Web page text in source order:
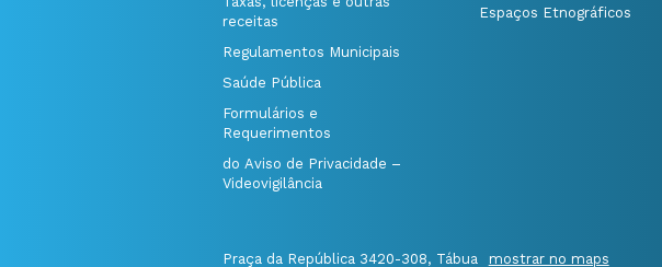
receitas
Regulamentos Municipais
Saúde Pública
Formulários e
Requerimentos
do Aviso de Privacidade –
Videovigilância
Espaços Etnográficos
Praça da República 3420-308, Tábua mostrar no maps